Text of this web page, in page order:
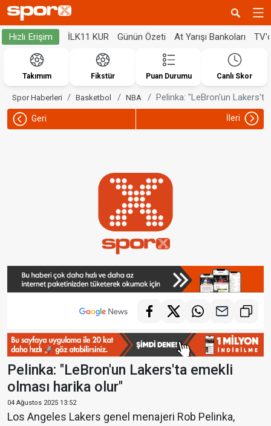
Hızlı Erişim İLK11 KUR Günün Özeti At Yarışı Bankoları
Takımım Fikstür Puan Durumu Canlı Skor
Spor Haberleri Basketbol NBA Pelinka: "LeBron'un
Geri İleri
Pelinka: "LeBron'un Lakers'ta emekli
olması harika olur"
04 Ağustos 2025 13:52
Los Angeles Lakers genel menajeri Rob Pelinka,